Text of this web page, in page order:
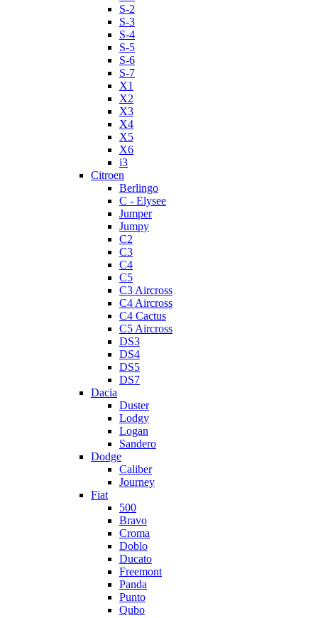
S-2
S-3
S-4
S-5
S-6
S-7
X1
X2
X3
X4
X5
X6
i3
Citroen
Berlingo
C - Elysee
Jumper
Jumpy
C2
C3
C4
C5
C3 Aircross
C4 Aircross
C4 Cactus
C5 Aircross
DS3
DS4
DS5
DS7
Dacia
Duster
Lodgy
Logan
Sandero
Dodge
Caliber
Journey
Fiat
500
Bravo
Croma
Doblo
Ducato
Freemont
Panda
Punto
Qubo